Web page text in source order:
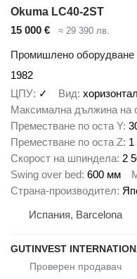
Okuma LC40-2ST
15 000 €
≈ 29 390 лв.
Промишлено оборудване
1982
ЦПУ ✓ Вид
Максимална дължина на
Преместване по оста Y
Преместване по оста Z
Скорост на шпиндела 2
Swing over bed 600 мм
Страна-производител
Испания, Barcelona
GUTINVEST